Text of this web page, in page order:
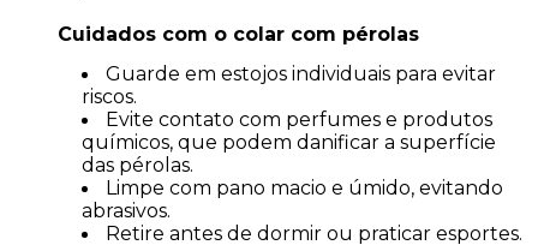
Cuidados com o colar com pérolas
Guarde em estojos individuais para evitar
riscos.
Evite contato com perfumes e produtos
químicos, que podem danificar a superfície
das pérolas.
Limpe com pano macio e úmido, evitando
abrasivos.
Retire antes de dormir ou praticar esportes.